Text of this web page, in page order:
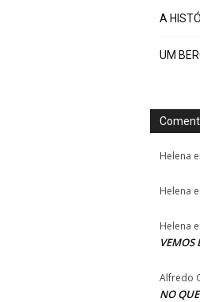
A
UM
Helena
Helena
Helena
VEMOS
Alfredo
NO